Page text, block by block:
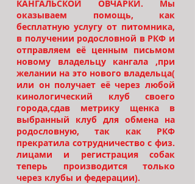
КАНГАЛЬСКОЙ ОВЧАРКИ. Мы
оказываем помощь, как
бесплатную услугу от питомника,
в получении родословной в РКФ и
отправляем её ценным письмом
новому владельцу кангала ,при
желании на это нового владельца(
или он получает её через любой
кинологический клуб своего
города,сдав метрику щенка в
выбранный клуб для обмена на
родословную, так как РКФ
прекратила сотрудничество с физ.
лицами и регистрация собак
теперь производится только
через клубы и федерации).